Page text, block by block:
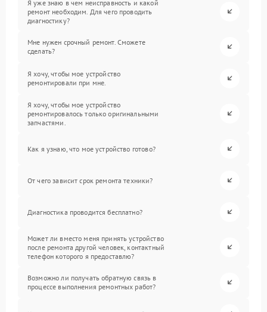
Я уже знаю в чем неисправность и какой
ремонт необходим. Для чего проводить
диагностику?
Мне нужен срочный ремонт. Сможете
сделать?
Я хочу, чтобы мое устройство
ремонтировали при мне.
Я хочу, чтобы мое устройство
ремонтировалось только оригинальными
запчастями.
Как я узнаю, что мое устройство готово?
От чего зависит срок ремонта техники?
Диагностика проводится бесплатно?
Может ли вместо меня принять устройство
после ремонта другой человек, контактный
телефон которого я предоставлю?
Возможно ли получать обратную связь в
процессе выполнения ремонтных работ?